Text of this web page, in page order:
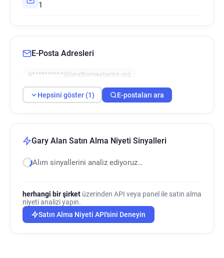
1
E-Posta Adresleri
b**********@besthomealarms.org
Hepsini göster (1) E-postaları ara
Gary Alan Satın Alma Niyeti Sinyalleri
Alım sinyallerini analiz ediyoruz…
herhangi bir şirket üzerinden API veya panel ile satın alma
niyeti analizi yapın.
Satın Alma Niyeti API'sini Deneyin